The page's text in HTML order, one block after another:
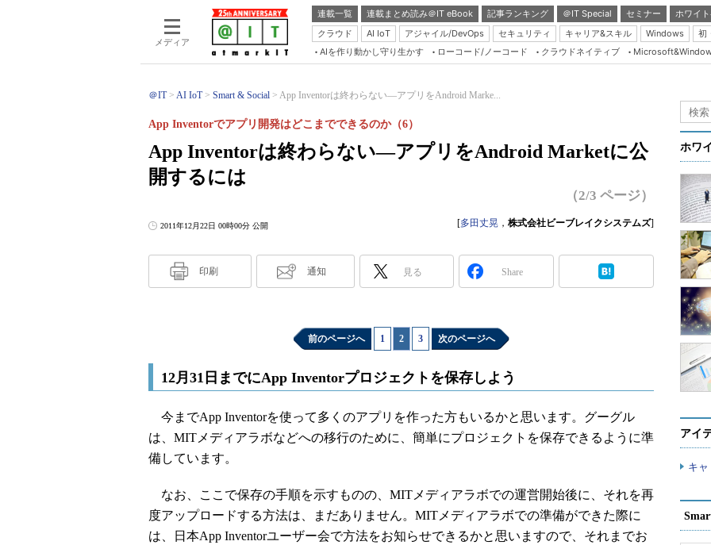
メディア
連載一覧 連載まとめ読み＠IT eBook 記事ランキング ＠IT Special セミナー
ホワイ
クラウド
AI IoT アジャイル/DevOps セキュリティ キャリア&スキル Windows
初
Server & Storage
Java Agile
Database Expert
Master of IP Network
Security & Trust
Test & Tools
AIを作り動かし守り生かす ローコード/ノーコード クラウドネイティブ
＠IT AI IoT Smart & Social App Inventorは終わらない―アプリをAndroid Marke...
App Inventorは終わらない―アプリをAndroid Marketに公
開するには
App Inventorでアプリ開発はどこまでできるのか（6）
（2/3 ページ）
2011年12月22日 00時00分 公開 [多田丈晃 ， 株式会社ビーブレイクシステムズ]
印刷 通知 見る Share
前のページへ 1 2 3 次のページへ
12月31日までにApp Inventorプロジェクトを保存しよう
今までApp Inventorを使って多くのアプリを作った方もいるかと思います。グーグル
は、MITメディアラボなどへの移行のために、簡単にプロジェクトを保存できるように準
備しています。
なお、ここで保存の手順を示すものの、MITメディアラボでの運営開始後に、それを再
度アップロードする方法は、まだありません。MITメディアラボでの準備ができた際に
は、日本App Inventorユーザー会で方法をお知らせできるかと思いますので、それまでお
ホワ
アイ
キ